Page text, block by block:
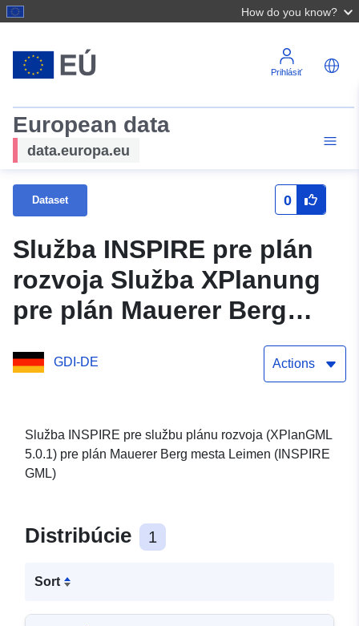
How do you know?
Prihlásiť
European data
data.europa.eu
Dataset 0
Služba INSPIRE pre plán
rozvoja Služba XPlanung
pre plán Mauerer Berg
(XPlanGML 5.0.1) (INSPIRE
GML)
GDI-DE Actions
Služba INSPIRE pre službu plánu rozvoja (XPlanGML
5.0.1) pre plán Mauerer Berg mesta Leimen (INSPIRE
GML)
Distribúcie 1
Sort